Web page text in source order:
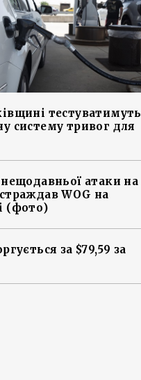
тестуватимуть
систему тривог для
нещодавньої атаки на
WOG на
(фото)
за $79,59 за